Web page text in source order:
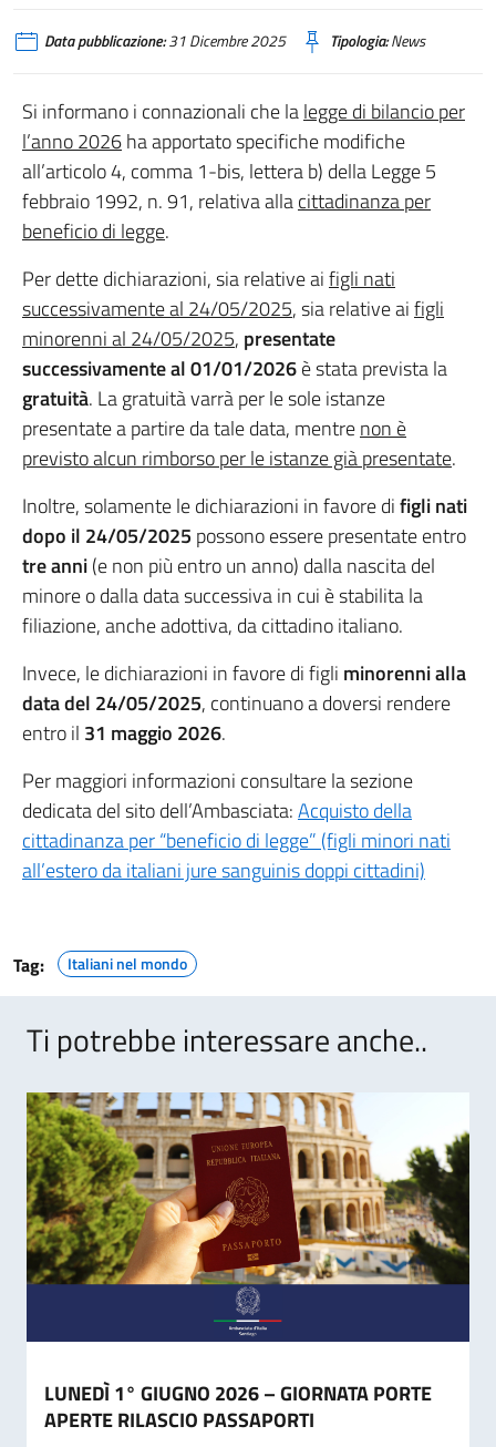
Data pubblicazione:31 Dicembre 2025 Tipologia:News
Si informano i connazionali che lalegge di bilancio per
l’anno 2026ha apportato specifiche modifiche
all’articolo 4, comma 1-bis, lettera b) della Legge 5
febbraio 1992, n. 91, relativa allacittadinanza per
beneficio di legge.
Per dette dichiarazioni, sia relative aifigli nati
successivamente al 24/05/2025, sia relative aifigli
minorenni al 24/05/2025, presentate
successivamente al 01/01/2026è stata prevista la
gratuità. La gratuità varrà per le sole istanze
presentate a partire da tale data, mentrenon è
previsto alcun rimborso per le istanze già presentate.
Inoltre, solamente le dichiarazioni in favore difiglinati
dopo il 24/05/2025 possono essere presentate entro
tre anni(e non più entro un anno) dalla nascita del
minore o dalla data successiva in cui è stabilita la
filiazione, anche adottiva, da cittadino italiano.
Invece, le dichiarazioni in favore di figli minorenni alla
data del 24/05/2025, continuano a doversi rendere
entro il 31 maggio 2026.
Per maggiori informazioni consultare la sezione
dedicata del sito dell’Ambasciata:Acquisto della
cittadinanza per “beneficio di legge” (figli minori nati
all’estero da italiani jure sanguinis doppi cittadini)
Tag: Italiani nel mondo
Ti potrebbe interessare anche..
LUNEDÌ 1° GIUGNO 2026 – GIORNATA PORTE
APERTE RILASCIO PASSAPORTI